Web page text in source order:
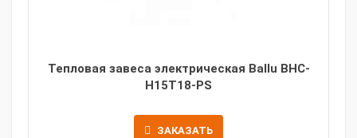
Тепловая завеса электрическая Ballu BHC-
H15T18-PS
ЗАКАЗАТЬ